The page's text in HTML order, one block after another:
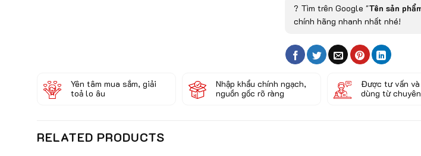
? Tìm trên Google "Tên sản
chính hãng nhanh nhất nhé!
Yên tâm mua sắm, giải
toả lo âu
Nhập khẩu chính ngạch,
nguồn gốc rõ ràng
Được tư vấn và
dùng từ
RELATED PRODUCTS